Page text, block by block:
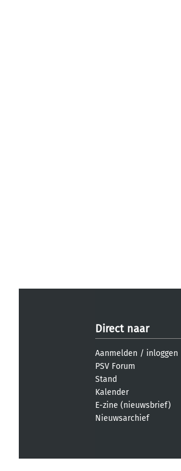
Direct naar
Aanmelden / inloggen
PSV Forum
Stand
Kalender
E-zine (nieuwsbrief)
Nieuwsarchief